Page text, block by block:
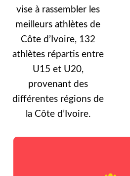
vise à rassembler les
meilleurs athlètes de
Côte d’Ivoire, 132
athlètes répartis entre
U15 et U20,
provenant des
différentes régions de
la Côte d’Ivoire.